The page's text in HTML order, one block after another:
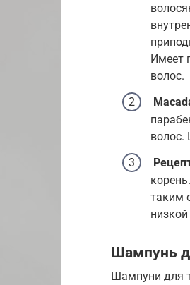
Имеет
волос.
волос.
таким
Шампунь
Шампуни для